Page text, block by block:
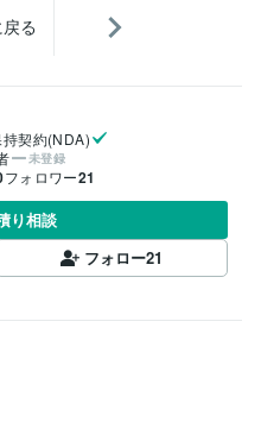
る
契約(NDA)
未登録
フォロワー21
り相談
フォロー21